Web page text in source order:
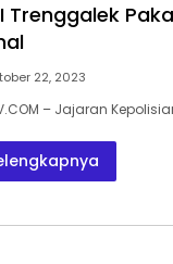
Trenggalek
22, 2023
– Jajaran